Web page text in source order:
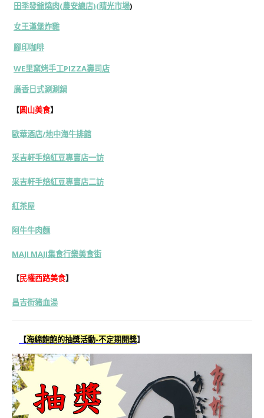
田季發爺燒肉(農安總店)(晴光市場)
女王漢堡炸雞
腳印咖啡
WE里窯烤手工PIZZA壽司店
廣香日式涮涮鍋
【圓山美食】
歐華酒店/地中海牛排館
采吉軒手焙紅豆專賣店一訪
采吉軒手焙紅豆專賣店二訪
紅茶屋
阿牛牛肉麵
MAJI MAJI集食行樂美食街
【民權西路美食】
昌吉街豬血湯
【海綿飽飽的抽獎活動-不定期開獎】